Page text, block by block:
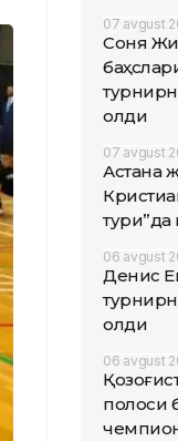
07 avgust
Соня
олди
07 avgust
Астана
06 avgust
Денис
олди
06 avgust
полоси